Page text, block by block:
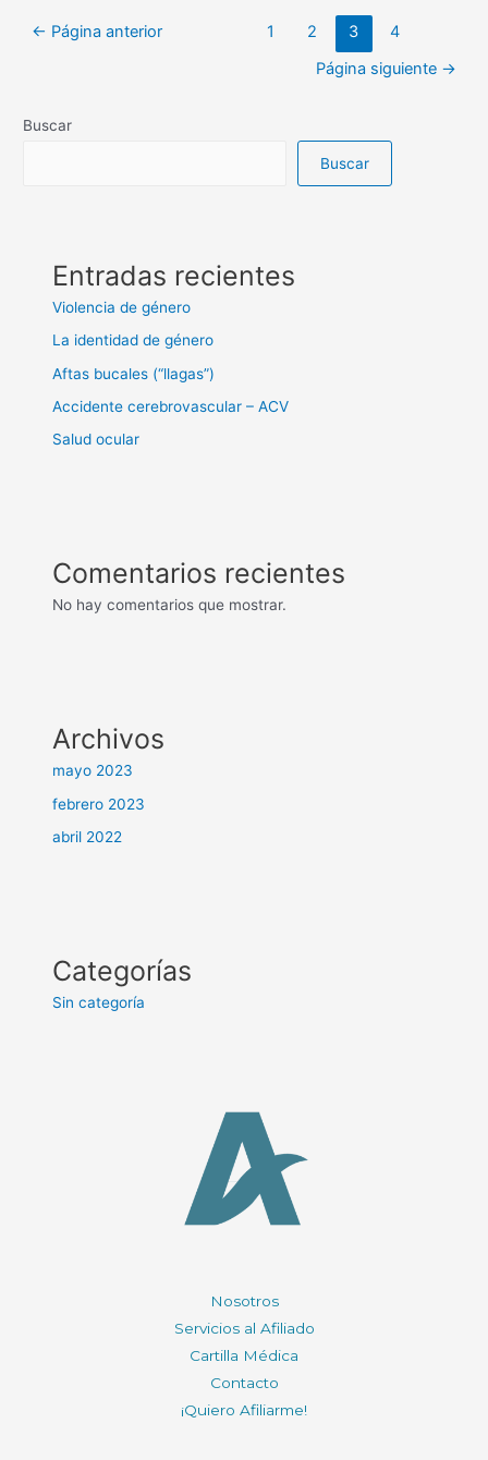
← Página anterior 1 2 3
4
Página siguiente →
Buscar
Buscar
Entradas recientes
Violencia de género
La identidad de género
Aftas bucales (“llagas”)
Accidente cerebrovascular – ACV
Salud ocular
Comentarios recientes
No hay comentarios que mostrar.
Archivos
mayo 2023
febrero 2023
abril 2022
Categorías
Sin categoría
Nosotros
Servicios al Afiliado
Cartilla Médica
Contacto
¡Quiero Afiliarme!